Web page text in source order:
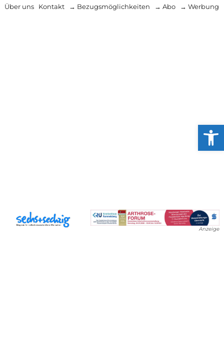
Über uns Kontakt → Bezugsmöglichkeiten → Abo → Werbung
Anzeige